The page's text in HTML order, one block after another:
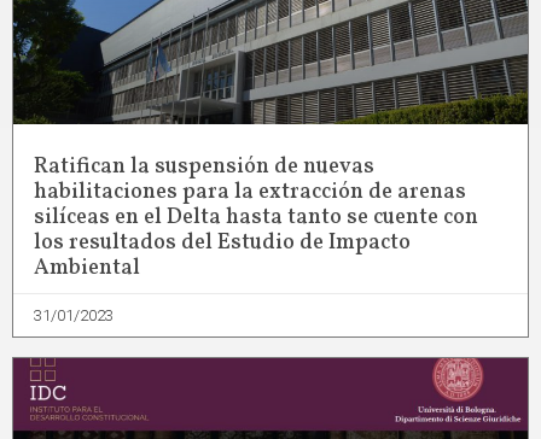
Ratifican la suspensión de nuevas
habilitaciones para la extracción de arenas
silíceas en el Delta hasta tanto se cuente con
los resultados del Estudio de Impacto
Ambiental
31/01/2023